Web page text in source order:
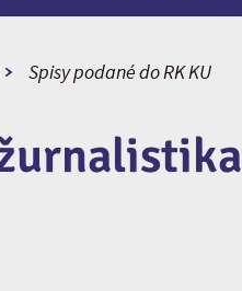
Spisy podané do RK KU